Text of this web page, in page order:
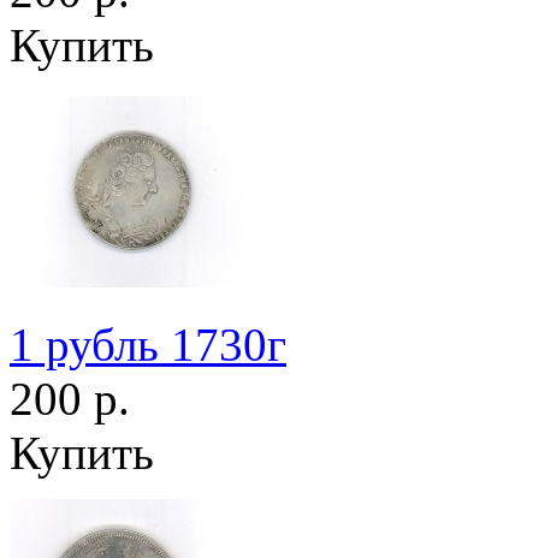
Купить
1 рубль 1730г
200 р.
Купить